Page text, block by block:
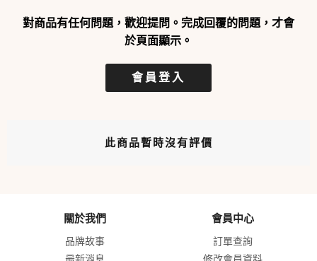
對商品有任何問題，歡迎提問。完成回覆的問題，才會
於頁面顯示。
會員登入
此商品暫時沒有評價
關於我們
品牌故事
會員中心
訂單查詢